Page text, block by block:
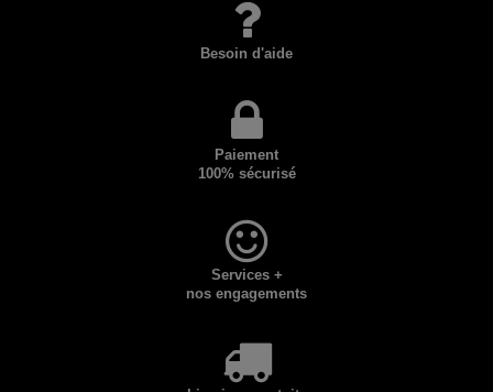
Besoin d'aide
Paiement
100% sécurisé
Services +
nos engagements